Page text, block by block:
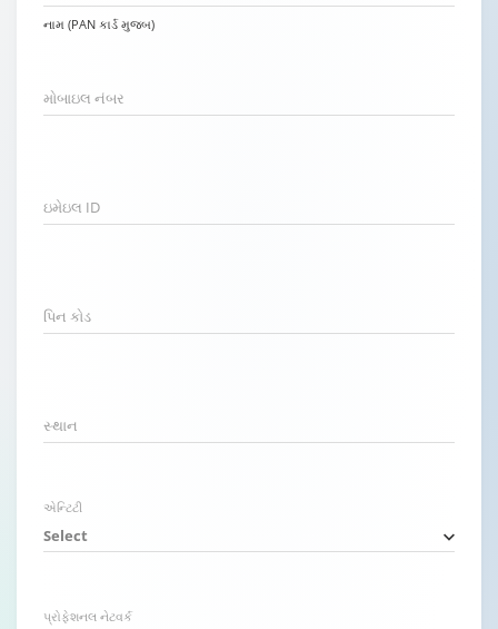
નામ (PAN કાર્ડ મુજબ)
મોબાઇલ નંબર
ઇમેઇલ ID
પિન કોડ
સ્થાન
એન્ટિટી
Select
પ્રોફેશનલ નેટવર્ક